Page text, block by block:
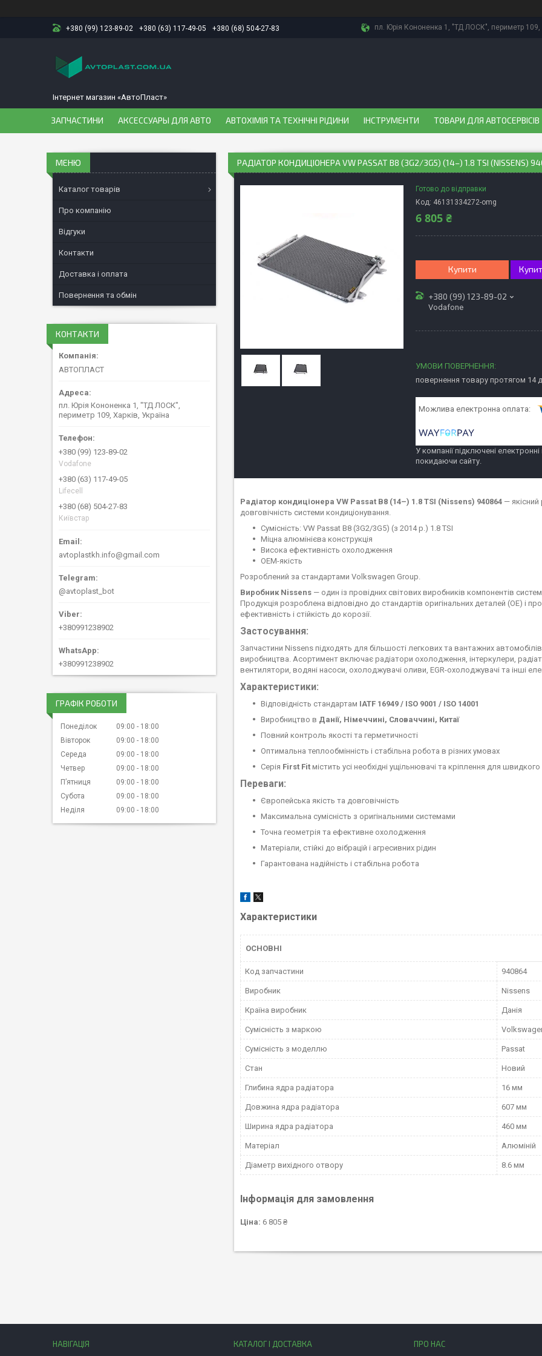
+380 (99) 123-89-02 +380 (63) 117-49-05 +380 (68) 504-27-83 пл. Юрія Кононенка 1, "ТД ЛОСК", периметр 109,
Інтернет магазин «АвтоПласт»
ЗАПЧАСТИНИ АКСЕССУАРЫ ДЛЯ АВТО АВТОХІМІЯ ТА ТЕХНІЧНІ РІДИНИ ІНСТРУМЕНТИ ТОВАРИ ДЛЯ АВТОСЕРВІСІВ
РАДІАТОР КОНДИЦІОНЕРА VW PASSAT B8 (3G2/3G5) (14–) 1.8 TSI (NISSENS)
Готово до відправки
Код: 46131334272-omg
6 805 ₴
Купити
+380 (99) 123-89-02
Vodafone
повернення товару протягом 14
У компанії підключені
покидаючи сайту.
Радіатор кондиціонера VW Passat B8 (14–) 1.8 TSI (Nissens) 940864 —
довговічність системи кондиціонування.
Сумісність: VW Passat B8 (3G2/3G5) (з 2014 р.) 1.8 TSI
Міцна алюмінієва конструкція
Висока ефективність охолодження
OEM-якість
Розроблений за стандартами Volkswagen Group.
Виробник Nissens — один із провідних світових виробників компонентів
Продукція розроблена відповідно до стандартів оригінальних деталей (OE) і
ефективність і стійкість до корозії.
Застосування:
Запчастини Nissens підходять для більшості легкових та вантажних
виробництва. Асортимент включає радіатори охолодження, інтеркулери,
вентилятори, водяні насоси, охолоджувачі оливи, EGR-охолоджувачі та інші
Характеристики:
Відповідність стандартам IATF 16949 / ISO 9001 / ISO 14001
Виробництво в Данії, Німеччині, Словаччині, Китаї
Повний контроль якості та герметичності
Оптимальна теплообмінність і стабільна робота в різних умовах
Серія First Fit містить усі необхідні ущільнювачі та кріплення для
Переваги:
Європейська якість та довговічність
Максимальна сумісність з оригінальними системами
Точна геометрія та ефективне охолодження
Матеріали, стійкі до вібрацій і агресивних рідин
Гарантована надійність і стабільна робота
Характеристики
ОСНОВНІ
Код запчастини 940864
Виробник Nissens
Країна виробник Данія
Сумісність з маркою
Сумісність з моделлю Passat
Стан Новий
Глибина ядра радіатора 16 мм
Довжина ядра радіатора 607 мм
Ширина ядра радіатора 460 мм
Матеріал Алюміній
Діаметр вихідного отвору 8.6 мм
Інформація для замовлення
Ціна: 6 805 ₴
Каталог товарів
Про компанію
Відгуки
Контакти
Доставка і оплата
Повернення та обмін
КОНТАКТИ
АВТОПЛАСТ
пл. Юрія Кононенка 1, "ТД ЛОСК",
периметр 109, Харків, Україна
+380 (99) 123-89-02
Vodafone
+380 (63) 117-49-05
Lifecell
+380 (68) 504-27-83
Київстар
avtoplastkh.info@gmail.com
@avtoplast_bot
+380991238902
+380991238902
ГРАФІК РОБОТИ
Понеділок 09:00
18:00
Вівторок
09:00
18:00
Середа
09:00
18:00
Четвер
09:00
18:00
Пʼятниця
09:00
18:00
Субота
09:00
18:00
Неділя
09:00 18:00
НАВІГАЦІЯ КАТАЛОГ І ДОСТАВКА ПРО НАС